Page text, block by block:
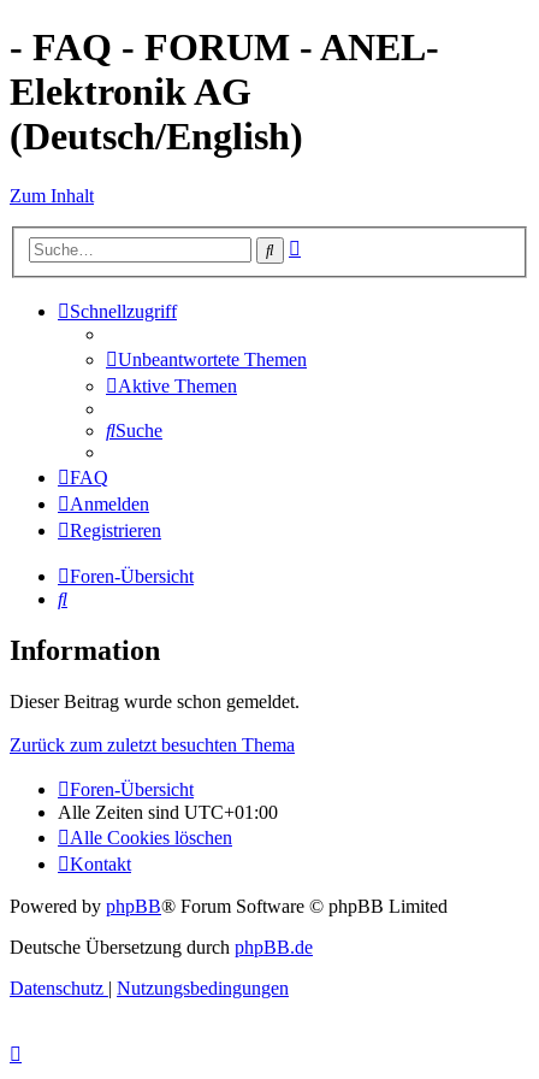
- FAQ - FORUM - ANEL-
Elektronik AG
(Deutsch/English)
Zum Inhalt
Suche
Schnellzugriff
Unbeantwortete Themen
Aktive Themen
Suche
FAQ
Anmelden
Registrieren
Foren-Übersicht
Suche
Information
Dieser Beitrag wurde schon gemeldet.
Zurück zum zuletzt besuchten Thema
Foren-Übersicht
Alle Zeiten sind UTC+01:00
Alle Cookies löschen
Kontakt
Powered by phpBB® Forum Software © phpBB Limited
Deutsche Übersetzung durch phpBB.de
Datenschutz | Nutzungsbedingungen